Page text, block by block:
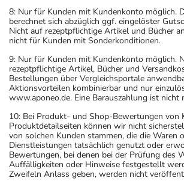
8: Nur für Kunden mit Kundenkonto möglich.
berechnet sich abzüglich ggf. eingelöster
Nicht auf rezeptpflichtige Artikel und Bücher
nicht für Kunden mit Sonderkonditionen.
9: Nur für Kunden mit Kundenkonto möglich.
rezeptpflichtige Artikel, Bücher und
Bestellungen über Vergleichsportale
Aktionsvorteilen kombinierbar und nur
www.aponeo.de. Eine Barauszahlung ist nicht
10: Bei Produkt- und Shop-Bewertungen von
Produktdetailseiten können wir nicht
von solchen Kunden stammen, die die Waren
Dienstleistungen tatsächlich genutzt oder
Bewertungen, bei denen bei der Prüfung des
Auffälligkeiten oder Hinweise festgestellt
Zweifeln Anlass geben, werden nicht